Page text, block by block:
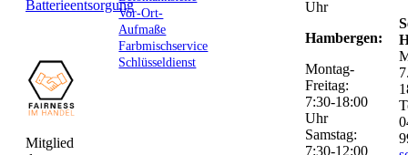
Batterieentsorgung
Mitglied
Vor-Ort-
Aufmaße
Farbmischservice
Schlüsseldienst
Uhr
Hambergen:
Montag-
Freitag:
7:30-18:00
Uhr
Samstag:
7:30-12:00